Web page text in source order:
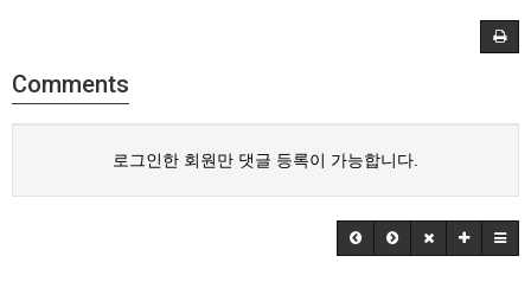
Comments
로그인한 회원만 댓글 등록이 가능합니다.